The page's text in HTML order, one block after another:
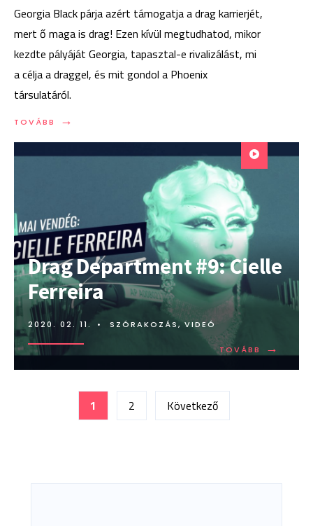
Georgia Black párja azért támogatja a drag karrierjét,
mert ő maga is drag! Ezen kívül megtudhatod, mikor
kezdte pályáját Georgia, tapasztal-e rivalizálást, mi
a célja a draggel, és mit gondol a Phoenix
társulatáról.
TOVÁBB →
TOVÁBB:
#10:
Drag Department #9: Cielle
Ferreira
2020. 02. 11. • SZÓRAKOZÁS,VIDEÓ
TOVÁBB →
TOVÁBB:
Bejegyzések
lapozása
1 2 Következő